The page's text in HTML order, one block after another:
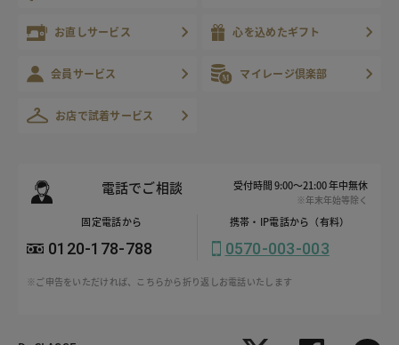
お直しサービス 心を込めたギフト
会員サービス マイレージ倶楽部
お店で試着サービス
電話でご相談 受付時間 9:00～21:00 年中無休
※年末年始等除く
固定電話から
0120-178-788
携帯・IP電話から（有料）
0570-003-003
※ご申告をいただければ、こちらから折り返しお電話いたします